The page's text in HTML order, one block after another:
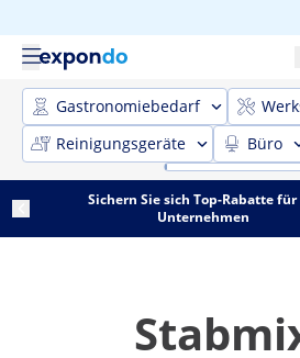
Gastronomiebedarf
Reinigungsgeräte
Büro
Sichern Sie sich Top-Rabatte
Unternehmen